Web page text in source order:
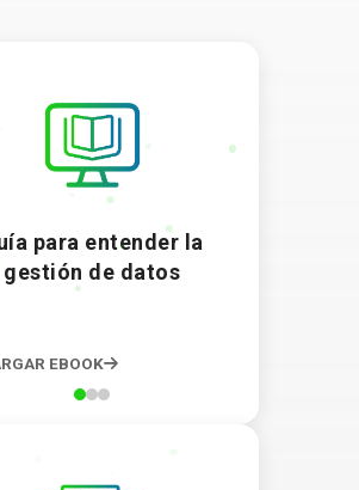
para entender la
gestión de datos
EBOOK